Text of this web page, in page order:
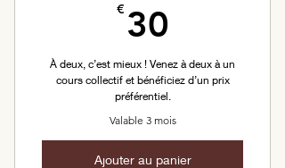
€ 30
À deux, c’est mieux ! Venez à deux à un
cours collectif et bénéficiez d’un prix
préférentiel.
Valable 3 mois
Ajouter au panier